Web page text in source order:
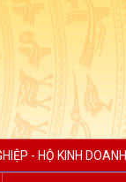
- HỘ KINH DOANH